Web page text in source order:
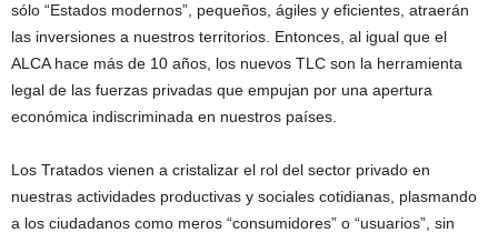
sólo “Estados modernos”, pequeños, ágiles y eficientes, atraerán
las inversiones a nuestros territorios. Entonces, al igual que el
ALCA hace más de 10 años, los nuevos TLC son la herramienta
legal de las fuerzas privadas que empujan por una apertura
económica indiscriminada en nuestros países.
Los Tratados vienen a cristalizar el rol del sector privado en
nuestras actividades productivas y sociales cotidianas, plasmando
a los ciudadanos como meros “consumidores” o “usuarios”, sin